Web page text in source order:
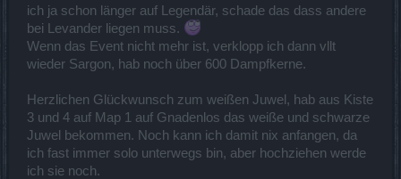
ich ja schon länger auf Legendär, schade das dass andere
bei Levander liegen muss.
Wenn das Event nicht mehr ist, verklopp ich dann vllt
wieder Sargon, hab noch über 600 Dampfkerne.
Herzlichen Glückwunsch zum weißen Juwel, hab aus Kiste
3 und 4 auf Map 1 auf Gnadenlos das weiße und schwarze
Juwel bekommen. Noch kann ich damit nix anfangen, da
ich fast immer solo unterwegs bin, aber hochziehen werde
ich sie noch.